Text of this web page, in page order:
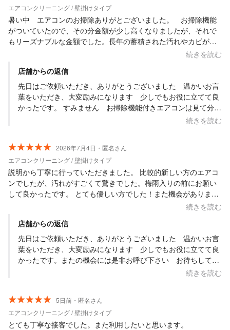
エアコンクリーニング / 壁掛けタイプ
暑い中 エアコンのお掃除ありがとございました。 お掃除機能
がついていたので、その分金額が少し高くなりましたが、それで
もリーズナブルな金額でした。長年の蓄積された汚れやカビが除
去された事で エアコン内部からの臭いもなくなりました。これ
続きを読む
店舗からの返信
先日はご依頼いただき、ありがとうございました 温かいお言
葉をいただき、大変励みになります 少しでもお役に立てて良
かったです。 すみません お掃除機能付きエアコンは見て分か
り辛いエアコンですので、ご容赦下さい またの機会には是非お
続きを読む
2026年7月4日・匿名さん
エアコンクリーニング / 壁掛けタイプ
説明から丁寧に行っていただきました。 比較的新しい方のエアコ
ンでしたが、汚れがすごくて驚きでした。梅雨入りの前にお願い
して良かったです。 とても優しい方でした！また機会がありまし
続きを読む
店舗からの返信
先日はご依頼いただき、ありがとうございました 温かいお言
葉をいただき、大変励みになります 少しでもお役に立てて良
かったです。またの機会には是非お呼び下さい お待ちしてい
続きを読む
5日前・匿名さん
エアコンクリーニング / 壁掛けタイプ
とても丁寧な接客でした。また利用したいと思います。